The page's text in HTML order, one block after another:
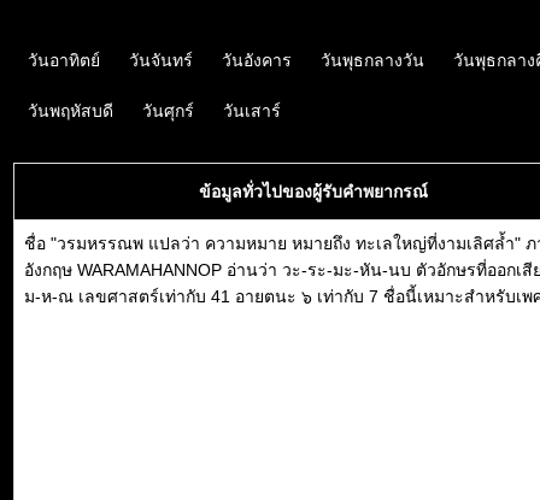
วันอาทิตย์ วันจันทร์ วันอังคาร วันพุธกลางวัน วันพุธกลา
วันพฤหัสบดี วันศุกร์ วันเสาร์
ข้อมูลทั่วไปของผู้รับคำพยากรณ์
ชื่อ "วรมหรรณพ แปลว่า ความหมาย หมายถึง ทะเลใหญ่ที่งามเลิศล้ำ" ภ
อังกฤษ WARAMAHANNOP อ่านว่า วะ-ระ-มะ-หัน-นบ ตัวอักษรที่ออกเสี
ม-ห-ณ เลขศาสตร์เท่ากับ 41 อายตนะ ๖ เท่ากับ 7 ชื่อนี้เหมาะสำหรับเพ